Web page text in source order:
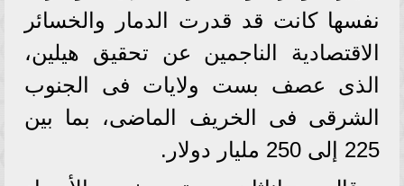
نفسها كانت قد قدرت الدمار والخسائر
الاقتصادية الناجمين عن تحقيق هيلين،
الذى عصف بست ولايات فى الجنوب
الشرقى فى الخريف الماضى، بما بين
225 إلى 250 مليار دولار.